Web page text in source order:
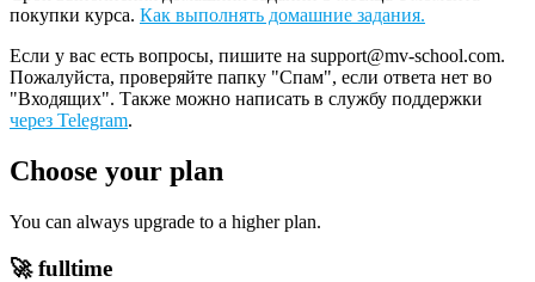
покупки курса. Как выполнять домашние задания.
Если у вас есть вопросы, пишите на support@mv-school.com.
Пожалуйста, проверяйте папку "Спам", если ответа нет во
"Входящих". Также можно написать в службу поддержки
через Telegram.
Choose your plan
You can always upgrade to a higher plan.
🚀 fulltime